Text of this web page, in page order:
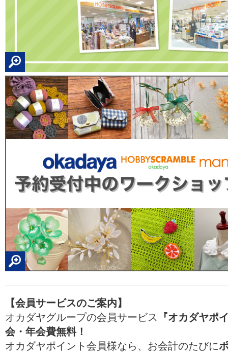
【会員サービスのご案内】
オカダヤグループの会員サービス
『オカダヤポ
会・年会費無料！
オカダヤポイント会員様なら、お会計のたびに